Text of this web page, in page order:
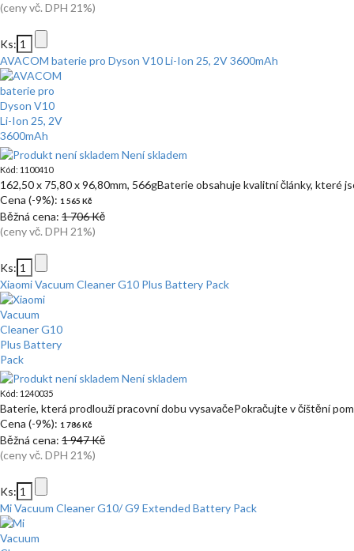
(ceny vč. DPH 21%)
Ks:
AVACOM baterie pro Dyson V10 Li-Ion 25, 2V 3600mAh
Není skladem
Kód: 1100410
162,50 x 75,80 x 96,80mm, 566gBaterie obsahuje kvalitní články, které
Cena (-9%): 1 565 Kč
Běžná cena: 1 706 Kč
(ceny vč. DPH 21%)
Ks:
Xiaomi Vacuum Cleaner G10 Plus Battery Pack
Není skladem
Kód: 1240035
Baterie, která prodlouží pracovní dobu vysavačePokračujte v čištění
Cena (-9%): 1 786 Kč
Běžná cena: 1 947 Kč
(ceny vč. DPH 21%)
Ks:
Mi Vacuum Cleaner G10/ G9 Extended Battery Pack